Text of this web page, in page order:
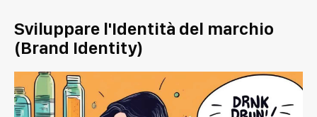
Sviluppare l'Identità del marchio
(Brand Identity)